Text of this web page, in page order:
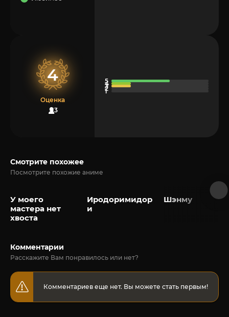
4
Оценка
13
Смотрите похожее
Посмотрите похожие аниме
У моего
мастера нет
хвоста
Иродоримидор
и
Шэнму
Комментарии
Расскажите Вам понравилось или нет?
Комментариев еще нет. Вы можете стать первым!